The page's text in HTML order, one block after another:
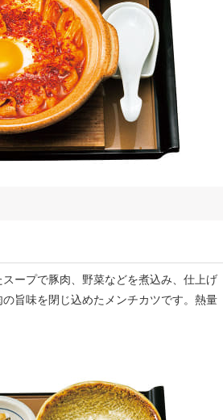
ープで豚肉、野菜などを煮込み、仕上げ
旨味を閉じ込めたメンチカツです。熱量